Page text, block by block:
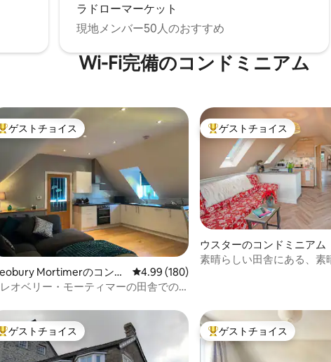
ラドローマーケット
現地メンバー50人のおすすめ
Wi-Fi完備のコンドミニアム
つ星中4.87つ星の平均評価
大好評のゲストチョイスです。
ゲストチョイス
Mortimerのコンド
アム
レビュー180件、5つ星中4.99つ星の平均評
4.99 (180)
オベリー・モーティマーの田舎での
大好評のゲストチョイスで
ゲストチョイス
ウスターのコンドミニアム
素晴らしい田舎にある、素
大好評のゲストチョイスです。
ゲストチョイス 大好評のゲストチョイスで
ゲストチョイス